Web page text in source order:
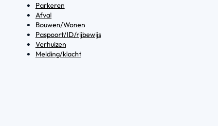
Parkeren
Afval
Bouwen/Wonen
Paspoort/ID/rijbewijs
Verhuizen
Melding/klacht